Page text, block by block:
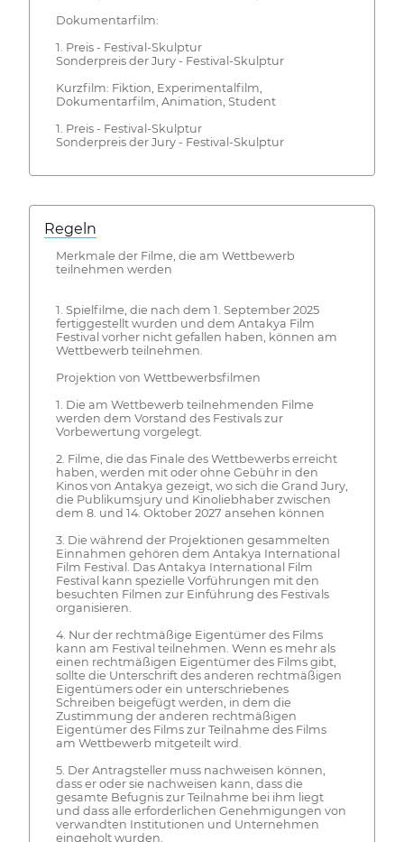
Dokumentarfilm:
1. Preis - Festival-Skulptur
Sonderpreis der Jury - Festival-Skulptur
Kurzfilm: Fiktion, Experimentalfilm,
Dokumentarfilm, Animation, Student
1. Preis - Festival-Skulptur
Sonderpreis der Jury - Festival-Skulptur
Regeln
Merkmale der Filme, die am Wettbewerb
teilnehmen werden
1. Spielfilme, die nach dem 1. September 2025
fertiggestellt wurden und dem Antakya Film
Festival vorher nicht gefallen haben, können am
Wettbewerb teilnehmen.
Projektion von Wettbewerbsfilmen
1. Die am Wettbewerb teilnehmenden Filme
werden dem Vorstand des Festivals zur
Vorbewertung vorgelegt.
2. Filme, die das Finale des Wettbewerbs erreicht
haben, werden mit oder ohne Gebühr in den
Kinos von Antakya gezeigt, wo sich die Grand Jury,
die Publikumsjury und Kinoliebhaber zwischen
dem 8. und 14. Oktober 2027 ansehen können
3. Die während der Projektionen gesammelten
Einnahmen gehören dem Antakya International
Film Festival. Das Antakya International Film
Festival kann spezielle Vorführungen mit den
besuchten Filmen zur Einführung des Festivals
organisieren.
4. Nur der rechtmäßige Eigentümer des Films
kann am Festival teilnehmen. Wenn es mehr als
einen rechtmäßigen Eigentümer des Films gibt,
sollte die Unterschrift des anderen rechtmäßigen
Eigentümers oder ein unterschriebenes
Schreiben beigefügt werden, in dem die
Zustimmung der anderen rechtmäßigen
Eigentümer des Films zur Teilnahme des Films
am Wettbewerb mitgeteilt wird.
5. Der Antragsteller muss nachweisen können,
dass er oder sie nachweisen kann, dass die
gesamte Befugnis zur Teilnahme bei ihm liegt
und dass alle erforderlichen Genehmigungen von
verwandten Institutionen und Unternehmen
eingeholt wurden.